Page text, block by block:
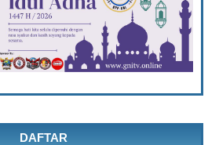
DAFTAR